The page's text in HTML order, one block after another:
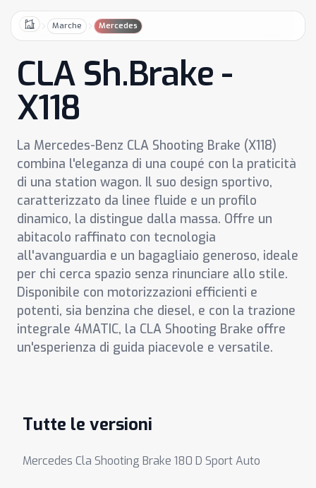
HomeMarche Mercedes
CLA Sh.Brake -
X118
La Mercedes-Benz CLA Shooting Brake (X118)
combina l'eleganza di una coupé con la praticità
di una station wagon. Il suo design sportivo,
caratterizzato da linee fluide e un profilo
dinamico, la distingue dalla massa. Offre un
abitacolo raffinato con tecnologia
all'avanguardia e un bagagliaio generoso, ideale
per chi cerca spazio senza rinunciare allo stile.
Disponibile con motorizzazioni efficienti e
potenti, sia benzina che diesel, e con la trazione
integrale 4MATIC, la CLA Shooting Brake offre
un'esperienza di guida piacevole e versatile.
Tutte le versioni
Mercedes Cla Shooting Brake 180 D Sport Auto